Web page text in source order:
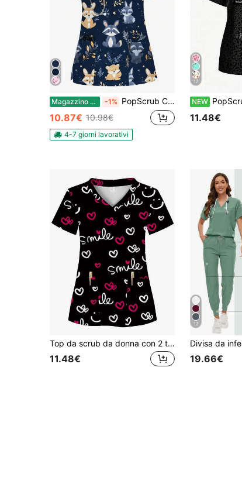
Magazzino EU -1% PopScrub Camice da infermiere con stampa di coniglio cartoni animati a maniche corte
10.87€ 10.98€
4-7 giorni lavorativi
17
NEW PopScrub Top uniforme casual minimalista con
11.48€
Top da scrub da donna con 2 tasche, morbido, traspirante, camicia da scrub pratica per professionisti sanitari - camicia da scrub autunnale
11.48€
12
19.66€